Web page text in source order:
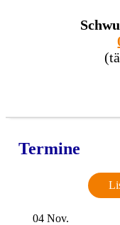
Termine
04 Nov.